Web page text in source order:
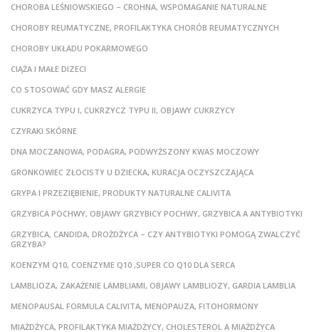
CHOROBA LEŚNIOWSKIEGO – CROHNA, WSPOMAGANIE NATURALNE
CHOROBY REUMATYCZNE, PROFILAKTYKA CHORÓB REUMATYCZNYCH
CHOROBY UKŁADU POKARMOWEGO
CIĄŻA I MAŁE DIZECI
CO STOSOWAĆ GDY MASZ ALERGIE
CUKRZYCA TYPU I, CUKRZYCZ TYPU II, OBJAWY CUKRZYCY
CZYRAKI SKÓRNE
DNA MOCZANOWA, PODAGRA, PODWYŻSZONY KWAS MOCZOWY
GRONKOWIEC ZŁOCISTY U DZIECKA, KURACJA OCZYSZCZAJĄCA
GRYPA I PRZEZIĘBIENIE, PRODUKTY NATURALNE CALIVITA
GRZYBICA POCHWY, OBJAWY GRZYBICY POCHWY, GRZYBICA A ANTYBIOTYKI
GRZYBICA, CANDIDA, DROŻDŻYCA – CZY ANTYBIOTYKI POMOGĄ ZWALCZYĆ
GRZYBA?
KOENZYM Q10, COENZYME Q10 ,SUPER CO Q10 DLA SERCA
LAMBLIOZA, ZAKAŻENIE LAMBLIAMI, OBJAWY LAMBLIOZY, GARDIA LAMBLIA
MENOPAUSAL FORMULA CALIVITA, MENOPAUZA, FITOHORMONY
MIAŻDŻYCA, PROFILAKTYKA MIAŻDŻYCY, CHOLESTEROL A MIAŻDŻYCA